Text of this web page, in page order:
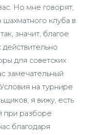
Но мне говорят,
шахматного клуба в
значит, благое
для советских
замечательный
на турнире
я вижу, есть
при разборе
благодаря